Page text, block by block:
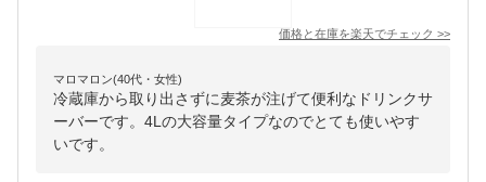
価格と在庫を楽天でチェック >>
マロマロン(40代・女性)
冷蔵庫から取り出さずに麦茶が注げて便利なドリンクサ
ーバーです。4Lの大容量タイプなのでとても使いやす
いです。